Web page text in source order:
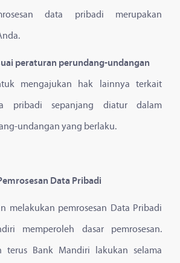
data pribadi merupakan
peraturan perundang-undangan
mengajukan hak lainnya terkait
pribadi sepanjang diatur dalam
undangan yang berlaku.
Data Pribadi
melakukan pemrosesan Data Pribadi
memperoleh dasar pemrosesan.
terus Bank Mandiri lakukan selama